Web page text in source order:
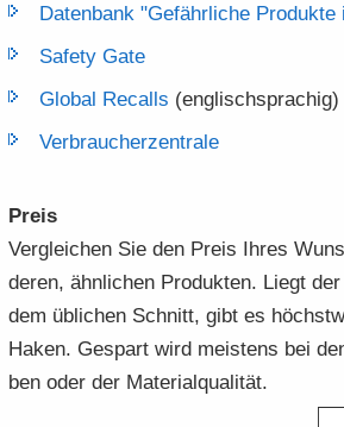
Da­ten­bank "Ge­fähr­li­che Pro­duk­te
Safe­ty Gate
Glo­bal Re­calls (eng­lisch­spra­chig)
Ver­brau­cher­zen­tra­le
Preis
Ver­glei­chen Sie den Preis Ihres
de­ren, ähn­li­chen Pro­duk­ten. Liegt
dem üb­li­chen Schnitt, gibt es
Haken. Ge­spart wird meis­tens bei
ben oder der Ma­te­rial­qua­li­tät.